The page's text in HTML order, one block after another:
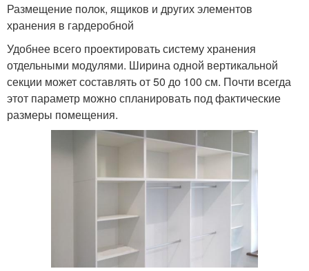
Размещение полок, ящиков и других элементов
хранения в гардеробной
Удобнее всего проектировать систему хранения
отдельными модулями. Ширина одной вертикальной
секции может составлять от 50 до 100 см. Почти всегда
этот параметр можно спланировать под фактические
размеры помещения.